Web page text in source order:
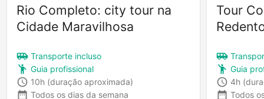
Rio Completo: city tour na
Cidade Maravilhosa
Transporte incluso
Guia profissional
10h (duração aproximada)
Todos os dias da semana
Tour
Guia
4h
Todos